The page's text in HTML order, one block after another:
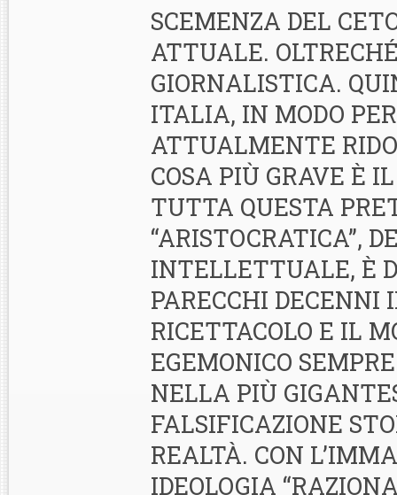
SCEMENZA DEL
ATTUALE.
GIORNALISTICA.
ITALIA, IN MODO
ATTUALMENTE
COSA PIÙ GRAVE È
TUTTA QUESTA
“ARISTOCRATICA”,
INTELLETTUALE, È
PARECCHI DECENNI
RICETTACOLO E IL
EGEMONICO
NELLA PIÙ
FALSIFICAZIONE
REALTÀ. CON
IDEOLOGIA